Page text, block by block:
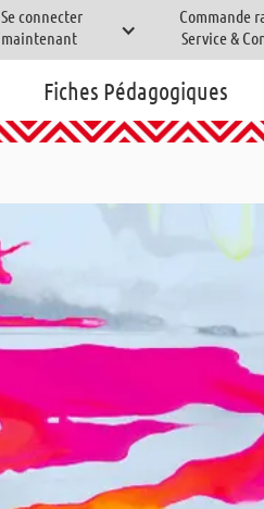
Se connecter
maintenant
Commande
Service &
Fiches Pédagogiques